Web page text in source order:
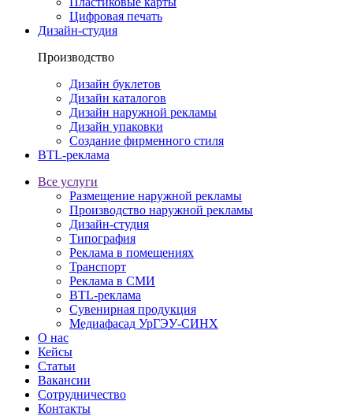
Цифровая печать
Дизайн-студия
Производство
Дизайн буклетов
Дизайн каталогов
Дизайн наружной рекламы
Дизайн упаковки
Создание фирменного стиля
BTL-реклама
Все услуги
Размещение наружной рекламы
Производство наружной рекламы
Дизайн-студия
Типография
Реклама в помещениях
Транспорт
Реклама в СМИ
BTL-реклама
Сувенирная продукция
Медиафасад УрГЭУ-СИНХ
О нас
Кейсы
Статьи
Вакансии
Сотрудничество
Контакты